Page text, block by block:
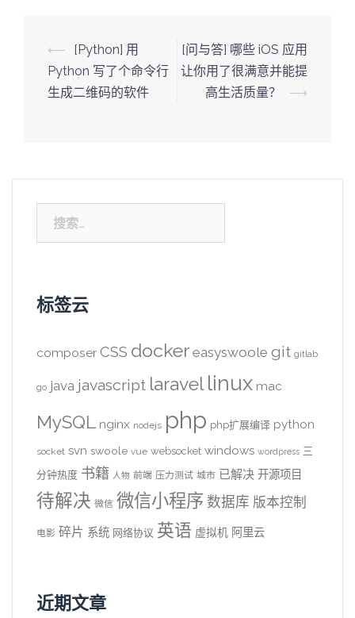
Post
navigation
⟵
[Python] 用
Python 写了个命令行
生成二维码的软件
[问与答] 哪些 iOS 应用
让你用了很满意并能提
高生活质量？
⟶
索：
标签云
composer CSS docker easyswoole git gitlab
go java javascript laravel linux mac
MySQL nginx nodejs php php扩展编译 python
socket svn swoole vue websocket windows wordpress 三
分钟热度 书籍 人物 前端 压力测试 城市 已解决 开源项目
待解决 微信 微信小程序 数据库 版本控制
电影 碎片 系统 网络协议 英语 虚拟机 阿里云
近期文章